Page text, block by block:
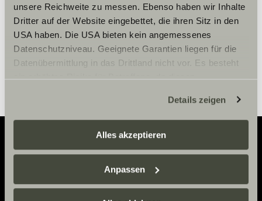
unsere Reichweite zu messen. Ebenso haben wir Inhalte
Dritter auf der Website eingebettet, die ihren Sitz in den
USA haben. Die USA bieten kein angemessenes
Datenschutzniveau. Geeignete Garantien liegen für die
Datenübermittlung in das Drittland nicht vor. Es besteht
ein erhöhtes Risiko für Betroffene, da diesen
zustehen. Eingesetzte Dienstleister können Daten für
eigene Zwecke verarbeiten und mit anderen Daten
zusammenführen. Weitere Informationen finden Sie hier:
Datenschutzerklärung
einzelne Cookies/Dienste in den Einstellungen aus,
erteilen Sie uns Ihre Einwilligung zur Verarbeitung Ihrer
Details zeigen
Alles akzeptieren
Anpassen
Cookie-indstillinger
Adventure
Now.